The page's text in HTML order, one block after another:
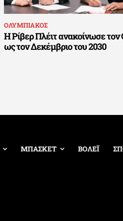
ΟΛΥΜΠΙΑΚΟΣ
Η Ρίβερ Πλέιτ ανακοίνωσε τον
ως τον Δεκέμβριο του 2030
ΜΠΑΣΚΕΤ ΒΟΛΕΪ